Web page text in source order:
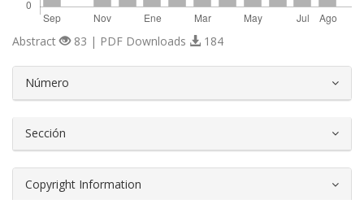
Abstract 83 | PDF Downloads 184
Número
Sección
Copyright Information